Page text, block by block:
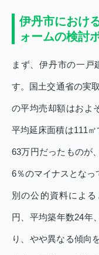
伊丹市におけ
ォームの検討
まず、伊丹市の一
す。国土交通省の実
の平均売却額はおよ
平均延床面積は111
63万円だったものが
6％のマイナスとなっ
別の公的資料によ
円、平均築年数24年
り、やや異なる傾向